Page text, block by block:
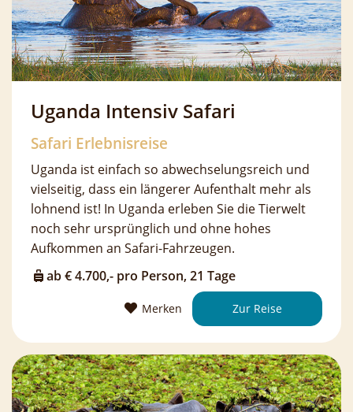
Uganda Intensiv Safari
Safari Erlebnisreise
Uganda ist einfach so abwechselungsreich und
vielseitig, dass ein längerer Aufenthalt mehr als
lohnend ist! In Uganda erleben Sie die Tierwelt
noch sehr ursprünglich und ohne hohes
Aufkommen an Safari-Fahrzeugen.
ab € 4.700,- pro Person, 21 Tage
Merken Zur Reise